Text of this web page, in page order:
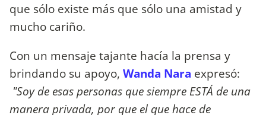
que sólo existe más que sólo una amistad y
mucho cariño.
Con un mensaje tajante hacía la prensa y
brindando su apoyo, Wanda Nara expresó:
"Soy de esas personas que siempre ESTÁ de una
manera privada, por que el que hace de